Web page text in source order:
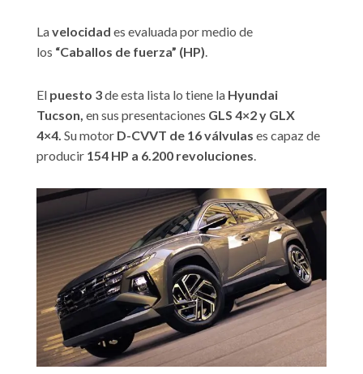
Lavelocidad es evaluada por medio de
los “Caballos de fuerza” (HP).
El puesto 3de esta lista lo tiene la Hyundai
Tucson, en sus presentaciones GLS 4×2 y GLX
4×4. Su motor D-CVVT de 16 válvulas es capaz de
producir 154 HP a 6.200 revoluciones.